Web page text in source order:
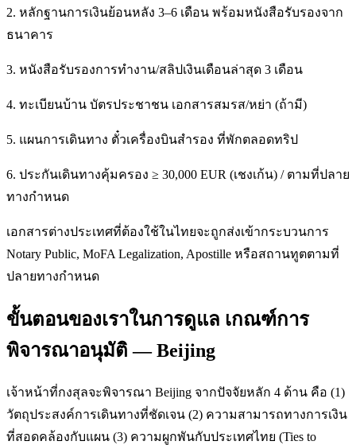
2. หลักฐานการเงินย้อนหลัง 3–6 เดือน พร้อมหนังสือรับรองจาก
ธนาคาร
3. หนังสือรับรองการทำงาน/สลิปเงินเดือนล่าสุด 3 เดือน
4. ทะเบียนบ้าน บัตรประชาชน เอกสารสมรส/หย่า (ถ้ามี)
5. แผนการเดินทาง ตั๋วเครื่องบินสำรอง ที่พักตลอดทริป
6. ประกันเดินทางคุ้มครอง ≥ 30,000 EUR (เชงเก้น) / ตามที่ปลาย
ทางกำหนด
เอกสารต่างประเทศที่ต้องใช้ในไทยจะถูกส่งเข้ากระบวนการ
Notary Public, MoFA Legalization, Apostille หรือสถานทูตตามที่
ปลายทางกำหนด
ขั้นตอนของเราในการดูแล เกณฑ์การ
พิจารณาอนุมัติ — Beijing
เจ้าหน้าที่กงสุลจะพิจารณา Beijing จากปัจจัยหลัก 4 ด้าน คือ (1)
วัตถุประสงค์การเดินทางที่ชัดเจน (2) ความสามารถทางการเงิน
ที่สอดคล้องกับแผน (3) ความผูกพันกับประเทศไทย (Ties to